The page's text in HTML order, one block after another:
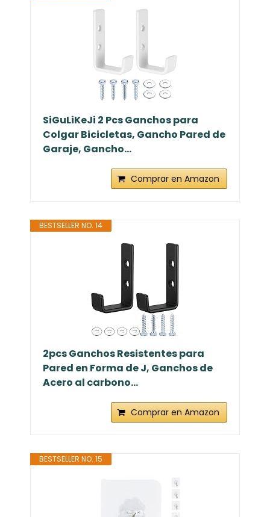
SiGuLiKeJi 2 Pcs Ganchos para
Colgar Bicicletas, Gancho Pared de
Garaje, Gancho...
Comprar en Amazon
BESTSELLER NO. 14
2pcs Ganchos Resistentes para
Pared en Forma de J, Ganchos de
Acero al carbono...
Comprar en Amazon
BESTSELLER NO. 15